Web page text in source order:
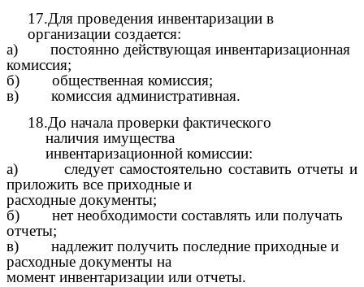
17.Для проведения инвентаризации в
организации создается:
а) постоянно действующая инвентаризационная
комиссия;
б) общественная комиссия;
в) комиссия административная.
18.До начала проверки фактического
наличия имущества
инвентаризационной комиссии:
а) следует самостоятельно составить отчеты и
приложить все приходные и
расходные документы;
б) нет необходимости составлять или получать
отчеты;
в) надлежит получить последние приходные и
расходные документы на
момент инвентаризации или отчеты.